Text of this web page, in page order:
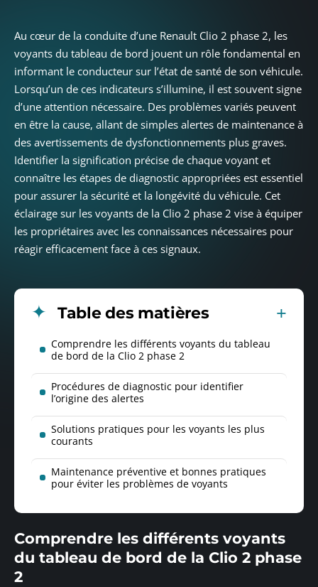
Au cœur de la conduite d’une Renault Clio 2 phase 2, les
voyants du tableau de bord jouent un rôle fondamental en
informant le conducteur sur l’état de santé de son véhicule.
Lorsqu’un de ces indicateurs s’illumine, il est souvent signe
d’une attention nécessaire. Des problèmes variés peuvent
en être la cause, allant de simples alertes de maintenance à
des avertissements de dysfonctionnements plus graves.
Identifier la signification précise de chaque voyant et
connaître les étapes de diagnostic appropriées est essentiel
pour assurer la sécurité et la longévité du véhicule. Cet
éclairage sur les voyants de la Clio 2 phase 2 vise à équiper
les propriétaires avec les connaissances nécessaires pour
réagir efficacement face à ces signaux.
Table des matières
Comprendre les différents voyants du tableau
de bord de la Clio 2 phase 2
Procédures de diagnostic pour identifier
l’origine des alertes
Solutions pratiques pour les voyants les plus
courants
Maintenance préventive et bonnes pratiques
pour éviter les problèmes de voyants
Comprendre les différents voyants
du tableau de bord de la Clio 2 phase
2